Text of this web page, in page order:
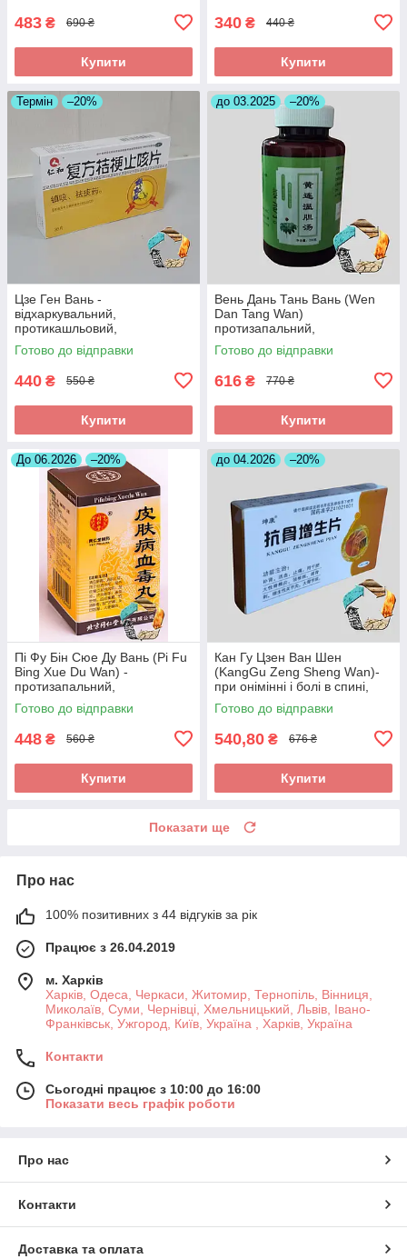
483 ₴ 690 ₴
Купити
340 ₴ 440 ₴
Купити
Термін –20%
Цзе Ген Вань -
відхаркувальний,
протикашльовий,
протизапальний
Готово до відправки
440 ₴ 550 ₴
Купити
до 03.2025 –20%
Вень Дань Тань Вань (Wen
Dan Tang Wan)
протизапальний,
знеболюючий, при
холециститі
Готово до відправки
616 ₴ 770 ₴
Купити
До 06.2026 –20%
Пі Фу Бін Сюе Ду Вань (Pi Fu
Bing Xue Du Wan) -
протизапальний,
протиалергічний,
протисвербіжний,
Готово до відправки
448 ₴ 560 ₴
Купити
до 04.2026 –20%
Кан Гу Цзен Ван Шен
(KangGu Zeng Sheng Wаn)-
при онімінні і болі в спині,
остеохондрозі, радикуліті,
протрузії
Готово до відправки
540,80 ₴ 676 ₴
Купити
Показати ще
Про нас
100% позитивних з 44 відгуків за рік
Працює з 26.04.2019
м. Харків
Харків, Одеса, Черкаси, Житомир, Тернопіль, Вінниця,
Миколаїв, Суми, Чернівці, Хмельницький, Львів, Івано-
Франківськ, Ужгород, Київ, Україна , Харків, Україна
Контакти
Сьогодні працює з 10:00 до 16:00
Показати весь графік роботи
Про нас
Контакти
Доставка та оплата